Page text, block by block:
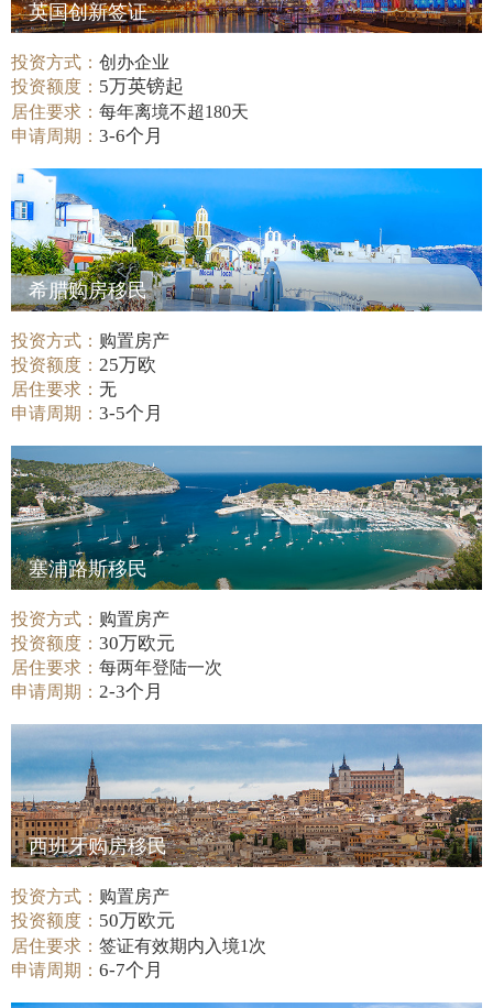
英国创新签证
投资方式：创办企业
投资额度： 5万英镑起
居住要求：每年离境不超180天
申请周期：3-6个月
希腊购房移民
投资方式： 购置房产
投资额度： 25万欧
居住要求：无
申请周期：3-5个月
塞浦路斯移民
投资方式： 购置房产
投资额度：30万欧元
居住要求：每两年登陆一次
申请周期： 2-3个月
西班牙购房移民
投资方式： 购置房产
投资额度： 50万欧元
居住要求：签证有效期内入境1次
申请周期：6-7个月